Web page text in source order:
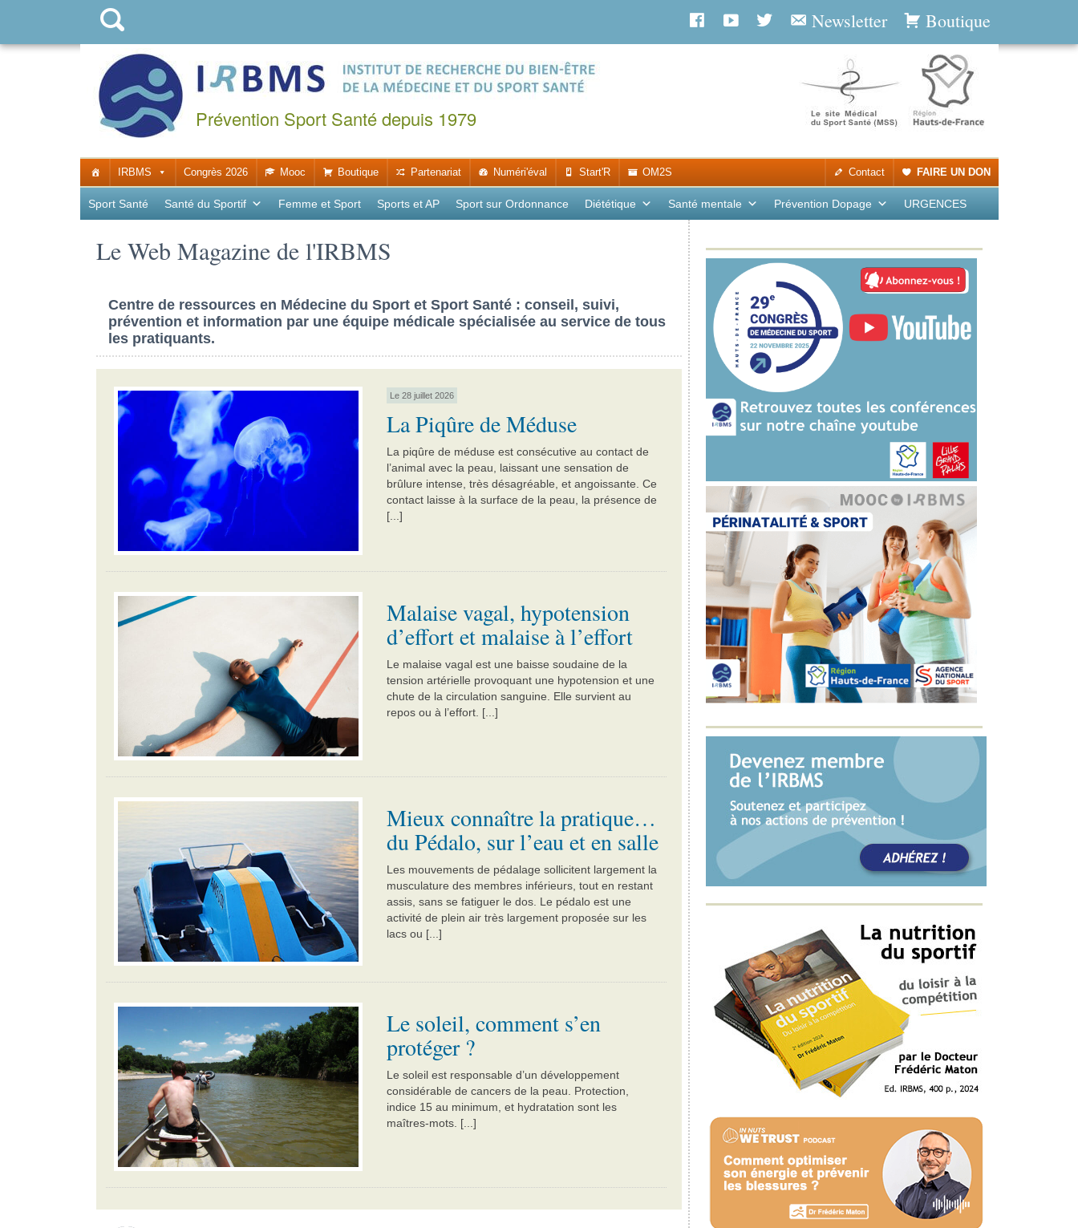
Boutique
Newsletter
Prévention Sport Santé depuis 1979
IRBMS Congrès 2026 Mooc Boutique Partenariat Numéri'éval Start'R OM2S FAIRE UN DON
Contact
Sport Santé Santé du Sportif Femme et Sport Sports et AP Sport sur Ordonnance Diététique Santé mentale Prévention Dopage URGENCES
Le Web Magazine de l'IRBMS
Centre de ressources en Médecine du Sport et Sport Santé : conseil, suivi,
prévention et information par une équipe médicale spécialisée au service de tous
les pratiquants.
Le 28 juillet 2026
La Piqûre de Méduse
La piqûre de méduse est consécutive au contact de
l’animal avec la peau, laissant une sensation de
brûlure intense, très désagréable, et angoissante. Ce
contact laisse à la surface de la peau, la présence de
[...]
Malaise vagal, hypotension
d’effort et malaise à l’effort
Le malaise vagal est une baisse soudaine de la
tension artérielle provoquant une hypotension et une
chute de la circulation sanguine. Elle survient au
repos ou à l’effort. [...]
Mieux connaître la pratique…
du Pédalo, sur l’eau et en salle
Les mouvements de pédalage sollicitent largement la
musculature des membres inférieurs, tout en restant
assis, sans se fatiguer le dos. Le pédalo est une
activité de plein air très largement proposée sur les
lacs ou [...]
Le soleil, comment s’en
protéger ?
Le soleil est responsable d’un développement
considérable de cancers de la peau. Protection,
indice 15 au minimum, et hydratation sont les
maîtres-mots. [...]